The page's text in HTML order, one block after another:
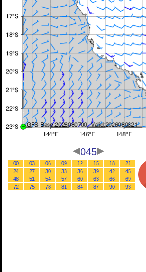
045
00 03 06 09 12 15 18
21
24
27 30 33 36 39 42
45
48
51 54 57 60 63 66
69
72
75 78 81 84 87 90 93